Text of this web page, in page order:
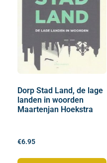
Dorp Stad Land, de lage
landen in woorden
Maartenjan Hoekstra
€6.95